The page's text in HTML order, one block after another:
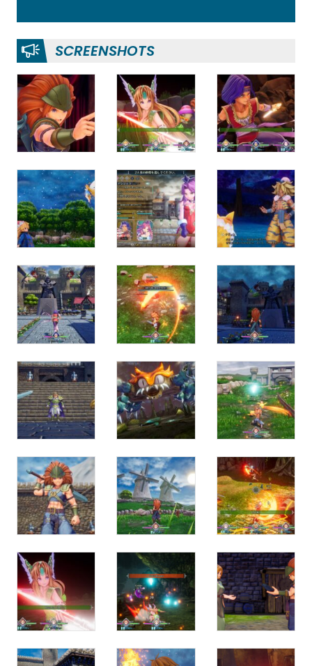
SCREENSHOTS